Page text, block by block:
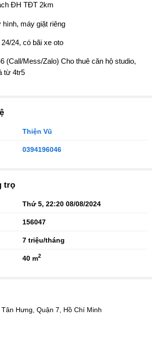
ĐH TĐT 2km
máy giặt riêng
24, có bãi xe oto
(Call/Mess/Zalo) Cho thuê căn hộ studio,
từ 4tr5
Thiện Vũ
0394196046
trọ
Thứ 5, 22:20 08/08/2024
156047
7 triệu/tháng
40 m2
Hưng, Quận 7, Hồ Chí Minh